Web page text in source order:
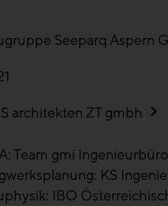
Seeparq Aspern
architekten ZT gmbh
Team gmi Ingenieurbüro
KS
IBO